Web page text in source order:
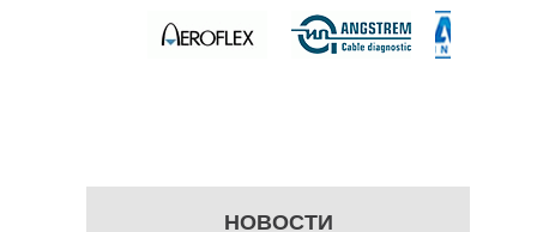
НОВОСТИ